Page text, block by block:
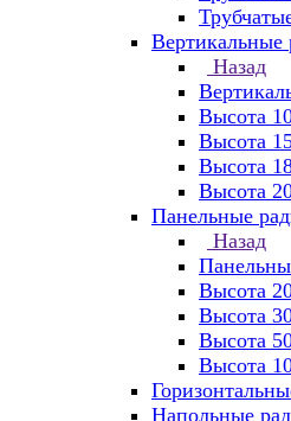
Вертикальные
Назад
Высота
Высота
Высота
Высота
Панельные
Назад
Высота
Высота
Высота
Высота
Напольные